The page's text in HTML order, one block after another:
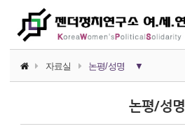
자료실 논평/성명 ▼
논평/성명
논평/성명